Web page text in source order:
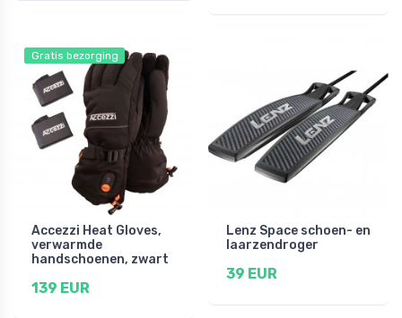
Gratis bezorging
Accezzi Heat Gloves,
verwarmde
handschoenen, zwart
139 EUR
Lenz Space schoen- en
laarzendroger
39 EUR